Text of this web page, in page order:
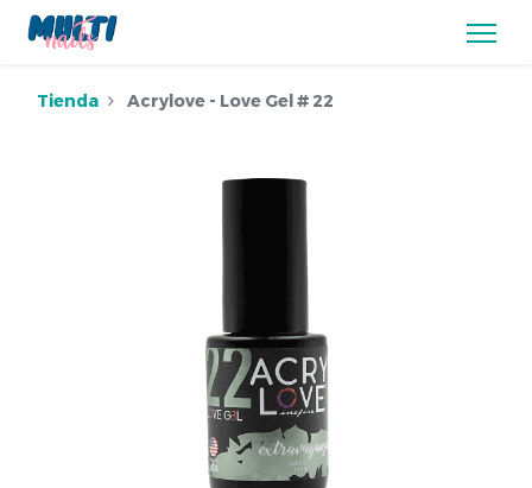
Tienda Acrylove - Love Gel # 22